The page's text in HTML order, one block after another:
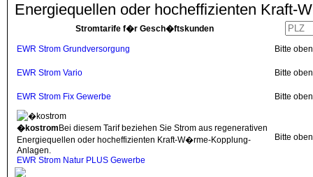
Energiequellen oder hocheffizienten Kraft-
Stromtarife f�r Gesch�ftskunden
EWR Strom Grundversorgung Bitte
EWR Strom Vario Bitte
EWR Strom Fix Gewerbe Bitte
�kostrom Bei diesem Tarif beziehen Sie Strom aus regenerativen
Energiequellen oder hocheffizienten Kraft-W�rme-Kopplung-
Anlagen.
EWR Strom Natur PLUS Gewerbe
Bitte